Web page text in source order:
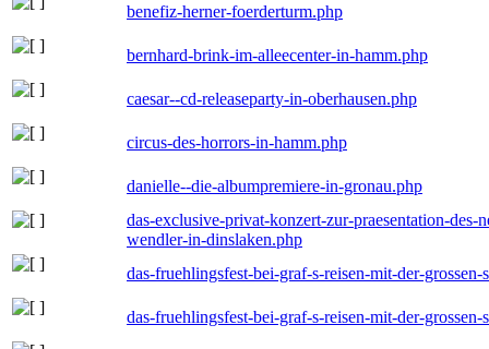
benefiz-herner-foerderturm.php
bernhard-brink-im-alleecenter-in-hamm.php
caesar--cd-releaseparty-in-oberhausen.php
circus-des-horrors-in-hamm.php
danielle--die-albumpremiere-in-gronau.php
das-exclusive-privat-konzert-zur-praesentation-
wendler-in-dinslaken.php
das-fruehlingsfest-bei-graf-s-reisen-mit-der-
das-fruehlingsfest-bei-graf-s-reisen-mit-der-